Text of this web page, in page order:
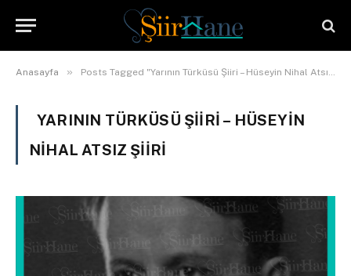
Anasayfa » Posts Tagged "Yarının Türküsü Şiiri – Hüseyin Nihal Atsız şiiri"
YARININ TÜRKÜSÜ ŞIIRI – HÜSEYIN
NIHAL ATSIZ ŞIIRI